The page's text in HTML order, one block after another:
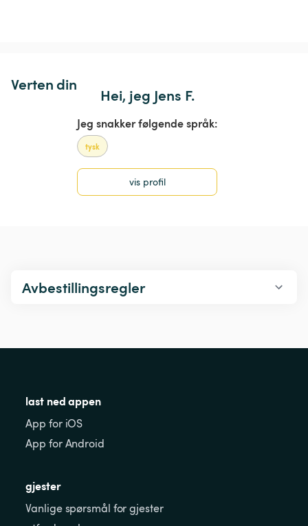
Verten din
Hei, jeg Jens F.
Jeg snakker følgende språk:
tysk
vis profil
Avbestillingsregler
last ned appen
App for iOS
App for Android
gjester
Vanlige spørsmål for gjester